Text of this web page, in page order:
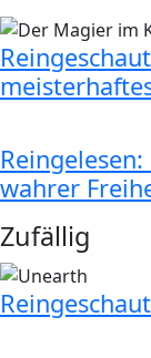
wahrer
Zufällig